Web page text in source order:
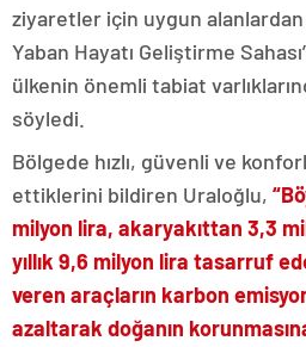
ziyaretler için uygun
Yaban Hayatı Geliştirme
ülkenin önemli tabiat
söyledi.
Bölgede hızlı, güvenli ve
ettiklerini bildiren Uraloğlu,
milyon lira, akaryakıttan 3,3
yıllık 9,6 milyon lira tasarruf
veren araçların karbon
azaltarak doğanın